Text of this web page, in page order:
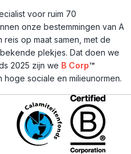
voor ruim 70
onze bestemmingen van A
op maat samen, met de
plekjes. Dat doen we
2025 zijn we B Corp™
sociale en milieunormen.